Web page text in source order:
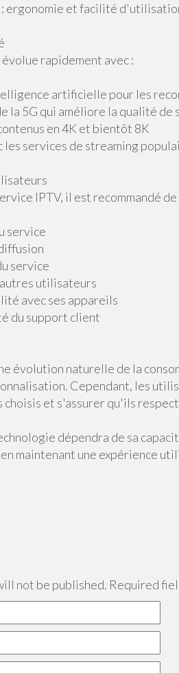
ergonomie et facilité
rapidement avec :
artificielle pour les
la 5G qui améliore la qualité de
en 4K et bientôt 8K
les services de streaming
IPTV, il est recommandé de
service
service
utilisateurs
avec ses appareils
du support client
évolution naturelle de la
Cependant, les
choisis et s'assurer qu'ils
dépendra de sa
maintenant une expérience
not be published. Required